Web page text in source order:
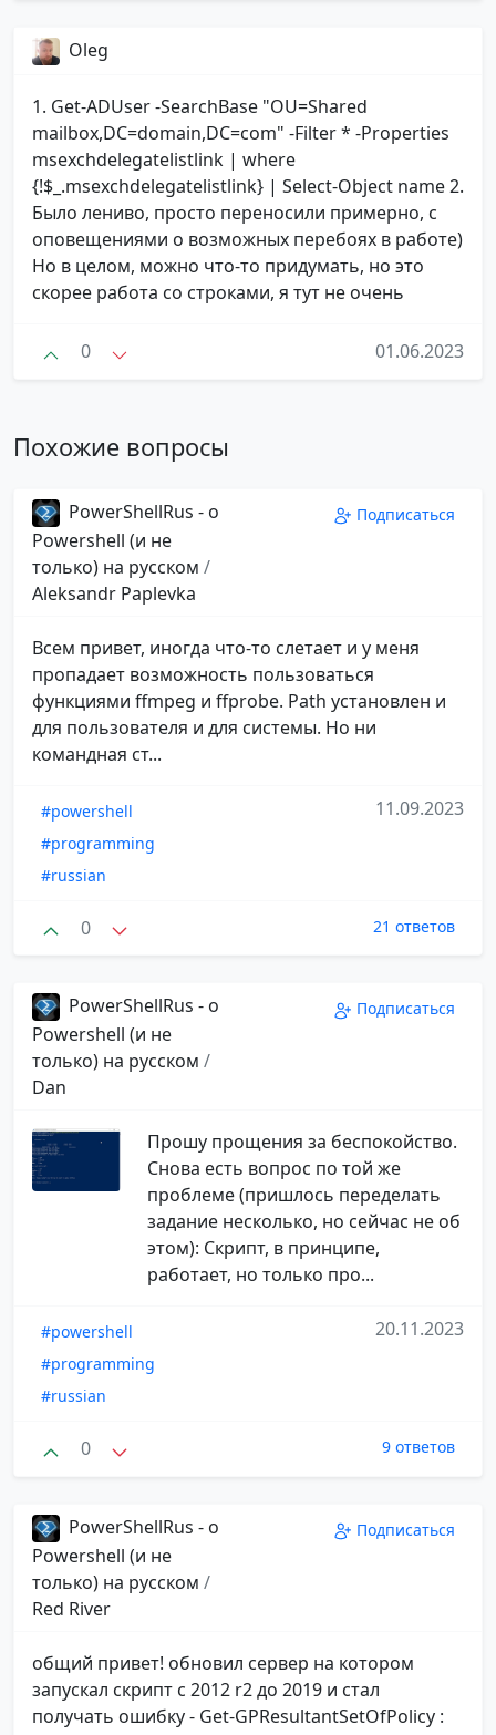
Oleg
1. Get-ADUser -SearchBase "OU=Shared
mailbox,DC=domain,DC=com" -Filter * -Properties
msexchdelegatelistlink | where
{!$_.msexchdelegatelistlink} | Select-Object name 2.
Было лениво, просто переносили примерно, с
оповещениями о возможных перебоях в работе)
Но в целом, можно что-то придумать, но это
скорее работа со строками, я тут не очень
0 01.06.2023
Похожие вопросы
PowerShellRus - о
Powershell (и не
только) на русском /
Aleksandr Paplevka
Подписаться
Всем привет, иногда что-то слетает и у меня
пропадает возможность пользоваться
функциями ffmpeg и ffprobe. Path установлен и
для пользователя и для системы. Но ни
командная ст...
#powershell
#programming
#russian
11.09.2023
0 21 ответов
PowerShellRus - о
Powershell (и не
только) на русском /
Dan
Подписаться
Прошу прощения за беспокойство.
Снова есть вопрос по той же
проблеме (пришлось переделать
задание несколько, но сейчас не об
этом): Скрипт, в принципе,
работает, но только про...
#powershell
#programming
#russian
20.11.2023
0 9 ответов
PowerShellRus - о
Powershell (и не
только) на русском /
Red River
Подписаться
общий привет! обновил сервер на котором
запускал скрипт с 2012 r2 до 2019 и стал
получать ошибку - Get-GPResultantSetOfPolicy :